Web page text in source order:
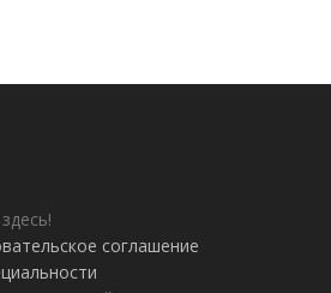
соглашение